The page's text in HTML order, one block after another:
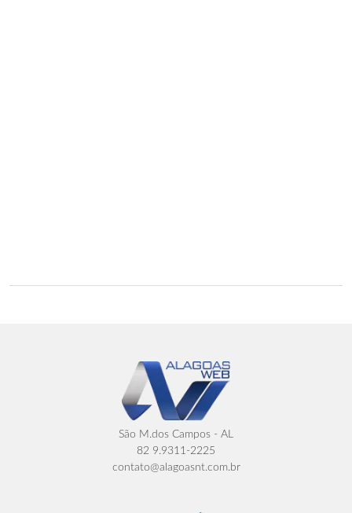
São M.dos Campos - AL
82 9.9311-2225
contato@alagoasnt.com.br